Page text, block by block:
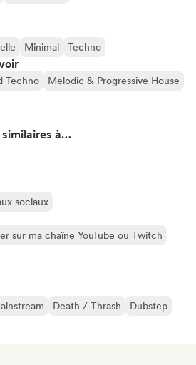
Minimal Techno
Techno
Melodic & Progressive House
similaires à…
sociaux
sur ma chaîne YouTube ou Twitch
Death / Thrash
Dubstep